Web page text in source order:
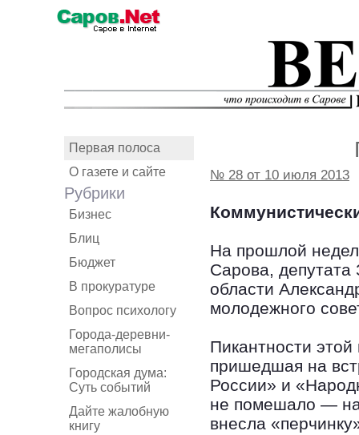
Первая полоса
О газете и сайте
Рубрики
Бизнес
Блиц
Бюджет
В прокуратуре
Вопрос психологу
Города-деревни-
мегаполисы
Городская дума:
Суть событий
Дайте жалобную
книгу
№ 28 от 10 июля 2013
На прошлой
Сарова, депутата
области
молодежного
Пикантности
пришедшая на
России» и
не помешало —
внесла